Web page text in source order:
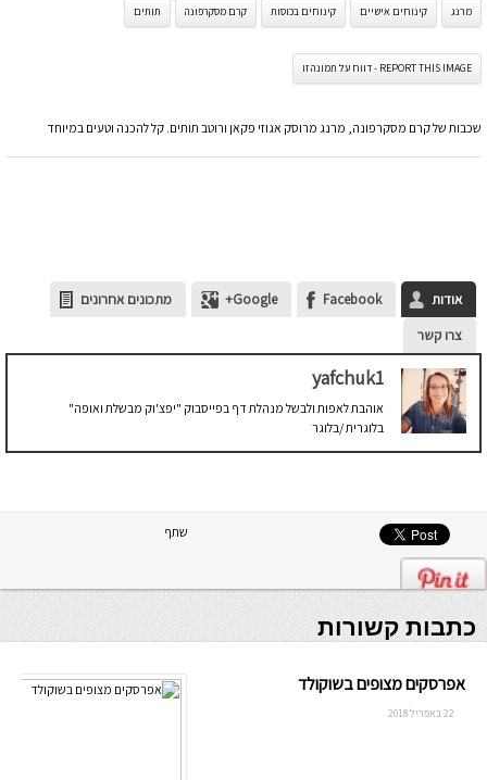
מרנג קינוחים אישיים קינוחים בכוסות קרם מסקרפונה תותים
REPORT THIS IMAGE - דווח על תמונה זו
שכבות של קרם מסקרפונה, מרנג מרוסק אגוזי פקאן ורוטב תותים. קל להכנה וטעים במיוחד
אודות Facebook
Google+
מתכונים אחרונים
צרו קשר
yafchuk1
אוהבת לאפות ולבשל מנהלת דף בפייסבוק "יפצ'וק מבשלת ואופה"
בלוגרית /בלוגר
שתף
כתבות קשורות
אפרסקים מצופים בשוקולד
22 באפריל 2018